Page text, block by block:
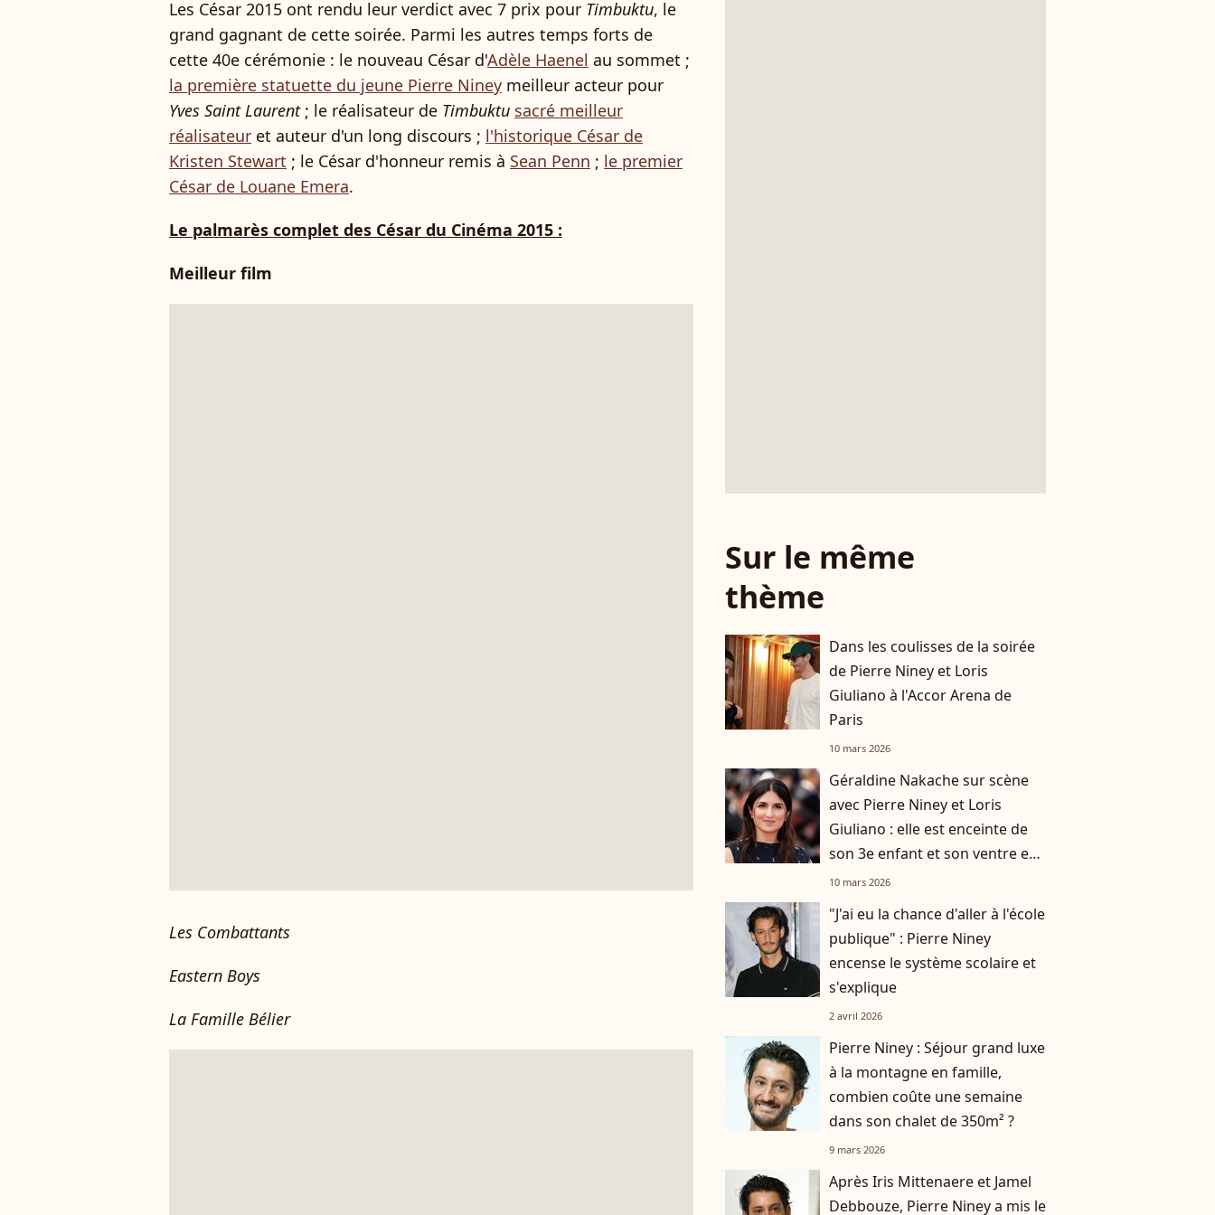
Les César 2015 ont rendu leur verdict avec 7 prix pour Timbuktu, le
grand gagnant de cette soirée. Parmi les autres temps forts de
cette 40e cérémonie : le nouveau César d'Adèle Haenel au sommet ;
la première statuette du jeune Pierre Niney meilleur acteur pour
Yves Saint Laurent; le réalisateur de Timbuktu sacré meilleur
réalisateur et auteur d'un long discours ; l'historique César de
Kristen Stewart ; le César d'honneur remis à Sean Penn ; le premier
César de Louane Emera.
Le palmarès complet des César du Cinéma 2015 :
Meilleur film
Les Combattants
Eastern Boys
La Famille Bélier
Sur le même
thème
Dans les coulisses de la soirée
de Pierre Niney et Loris
Giuliano à l'Accor Arena de
Paris
10 mars 2026
Géraldine Nakache sur scène
avec Pierre Niney et Loris
Giuliano : elle est enceinte de
son 3e enfant et son ventre est
déjà bien arrondi
10 mars 2026
"J'ai eu la chance d'aller à l'école
publique" : Pierre Niney
encense le système scolaire et
s'explique
2 avril 2026
Pierre Niney : Séjour grand luxe
à la montagne en famille,
combien coûte une semaine
dans son chalet de 350m² ?
9 mars 2026
Après Iris Mittenaere et Jamel
Debbouze, Pierre Niney a mis le